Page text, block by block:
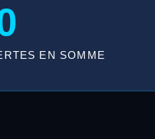
EN SOMME